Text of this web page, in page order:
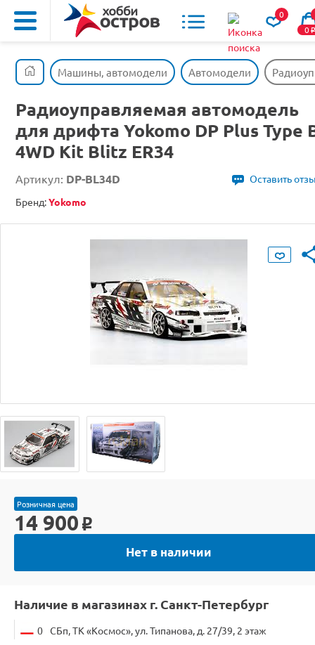
0
0o
Машины, автомодели Автомодели
Радиоуправляемая автомодель
для дрифта Yokomo DP Plus Type
4WD Kit Blitz ER34
Артикул: DP-BL34D
Оставить
Бренд:Yokomo
Розничная цена
14 900 o
Нет в наличии
Наличие в магазинах г. Санкт-Петербург
0 СБп, ТК «Космос», ул. Типанова, д. 27/39, 2 этаж